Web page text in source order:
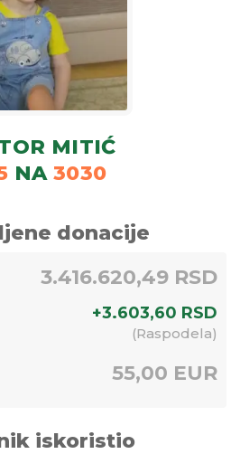
MITIĆ
NA 3030
donacije
3.416.620,49 RSD
+3.603,60 RSD
(Raspodela)
55,00 EUR
iskoristio